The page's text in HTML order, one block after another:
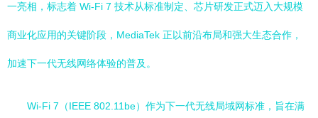
一亮相，标志着 Wi-Fi 7 技术从标准制定、芯片研发正式迈入大规模
商业化应用的关键阶段，MediaTek 正以前沿布局和强大生态合作，
加速下一代无线网络体验的普及。
Wi-Fi 7（IEEE 802.11be）作为下一代无线局域网标准，旨在满